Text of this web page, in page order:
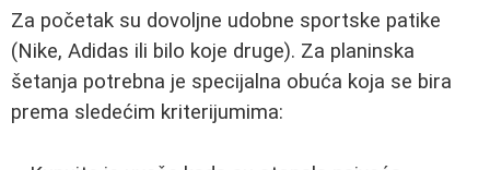
Za početak su dovoljne udobne sportske patike
(Nike, Adidas ili bilo koje druge). Za planinska
šetanja potrebna je specijalna obuća koja se bira
prema sledećim kriterijumima: